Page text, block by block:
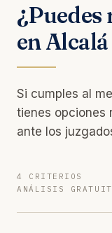
en
Si cumples al
tienes opciones
ante los
4 CRITERIOS
ANÁLISIS